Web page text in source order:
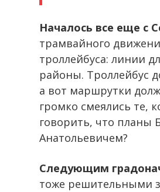
Началось все еще с
трамвайного
троллейбуса: линии
районы. Троллейбус
а вот маршрутки
громко смеялись те,
говорить, что планы
Анатольевичем?
Следующим
тоже решительными